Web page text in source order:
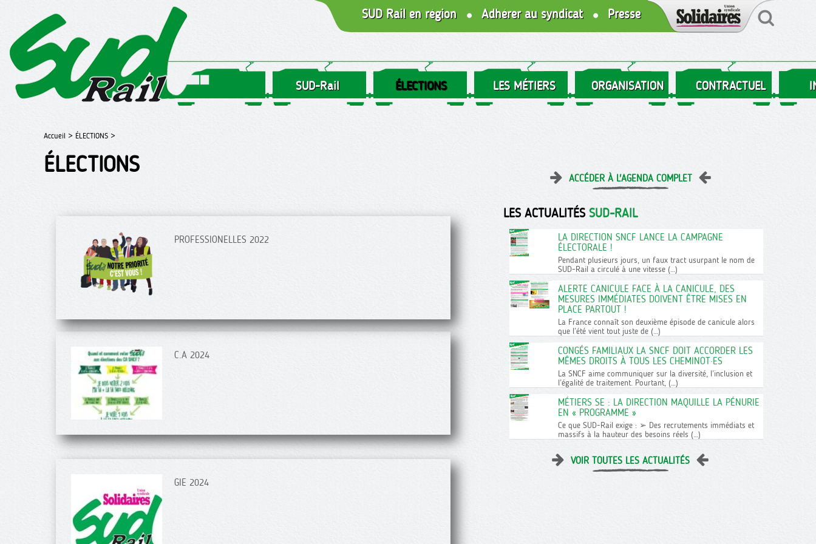
SUD Rail en région Adhérer au syndicat Presse
SUD-Rail ÉLECTIONS LES MÉTIERS ORGANISATION CONTRACTUEL
Accueil > ÉLECTIONS >
ÉLECTIONS
PROFESSIONELLES 2022
C.A 2024
GIE 2024
ACCÉDER À L'AGENDA COMPLET
LES ACTUALITÉS SUD-RAIL
LA DIRECTION SNCF LANCE LA CAMPAGNE
ÉLECTORALE !
Pendant plusieurs jours, un faux tract usurpant le nom de
SUD-Rail a circulé à une vitesse (…)
ALERTE CANICULE FACE À LA CANICULE, DES
MESURES IMMÉDIATES DOIVENT ÊTRE MISES EN
PLACE PARTOUT !
La France connaît son deuxième épisode de canicule alors
que l’été vient tout juste de (…)
CONGÉS FAMILIAUX LA SNCF DOIT ACCORDER LES
MÊMES DROITS À TOUS LES CHEMINOT·ES
La SNCF aime communiquer sur la diversité, l’inclusion et
l’égalité de traitement. Pourtant, (…)
MÉTIERS SE : LA DIRECTION MAQUILLE LA PÉNURIE
EN « PROGRAMME »
Ce que SUD-Rail exige : ➢ Des recrutements immédiats et
massifs à la hauteur des besoins réels (…)
VOIR TOUTES LES ACTUALITÉS